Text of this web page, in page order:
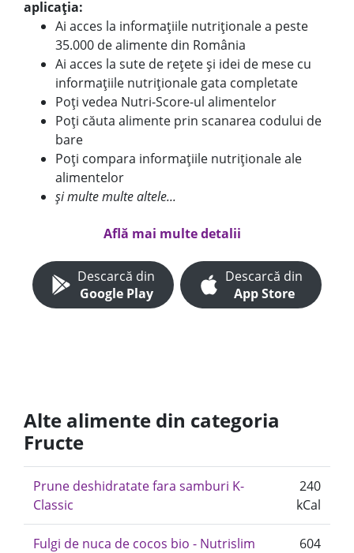
aplicația:
Ai acces la informațiile nutriționale a peste
35.000 de alimente din România
Ai acces la sute de rețete și idei de mese cu
informațiile nutriționale gata completate
Poți vedea Nutri-Score-ul alimentelor
Poți căuta alimente prin scanarea codului de
bare
Poți compara informațiile nutriționale ale
alimentelor
și multe multe altele...
Află mai multe detalii
Descarcă din
Google Play
Descarcă din
App Store
Alte alimente din categoria
Fructe
Prune deshidratate fara samburi K-
Classic
240
kCal
Fulgi de nuca de cocos bio - Nutrislim
604